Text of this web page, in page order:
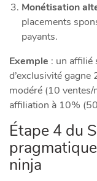
Monétisation
placements
payants.
Exemple : un affilié
d’exclusivité
modéré (10
affiliation à 10%
Étape 4 du
ninja